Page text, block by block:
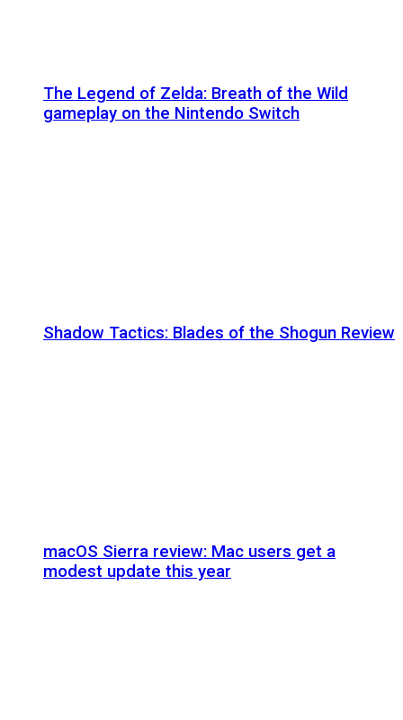
The Legend of Zelda: Breath of the Wild
gameplay on the Nintendo Switch
Shadow Tactics: Blades of the Shogun Review
macOS Sierra review: Mac users get a
modest update this year